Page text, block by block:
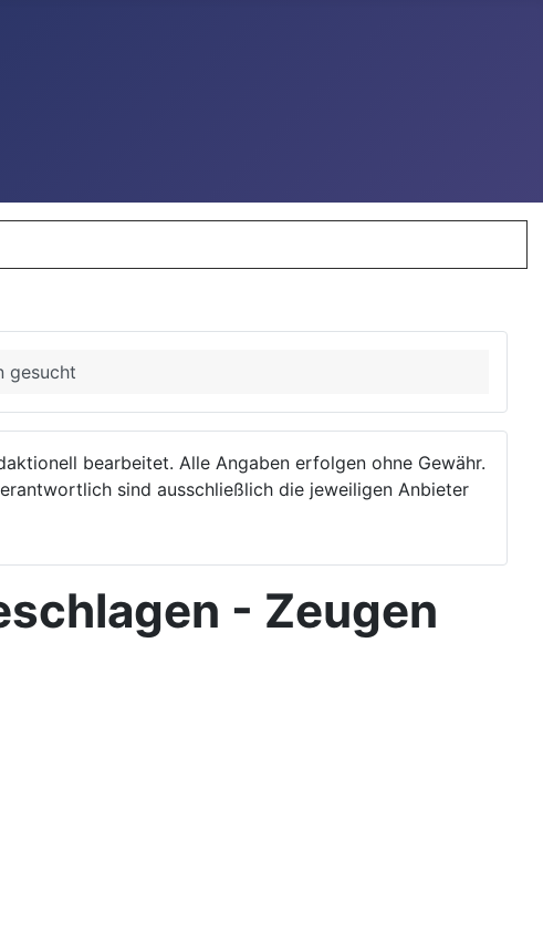
gesucht
bearbeitet. Alle Angaben erfolgen ohne Gewähr.
sind ausschließlich die jeweiligen Anbieter
- Zeugen